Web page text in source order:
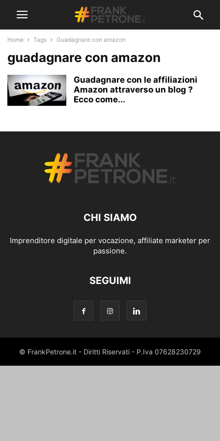
Home Tags Guadagnare con amazon
guadagnare con amazon
Guadagnare con le affiliazioni
Amazon attraverso un blog ?
Ecco come...
CHI SIAMO
Imprenditore digitale per vocazione, affiliate marketer per
passione.
SEGUIMI
© FrankPetrone.it - Diritti Riservati - P.Iva 07628230729